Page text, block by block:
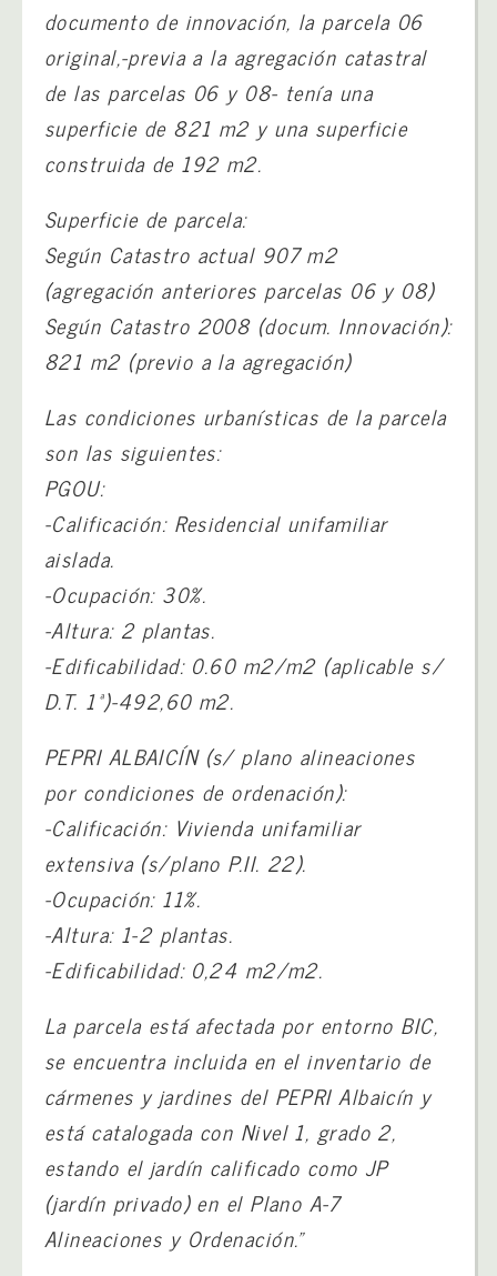
documento de innovación, la parcela 06
original,-previa a la agregación catastral
de las parcelas 06 y 08- tenía una
superficie de 821 m2 y una superficie
construida de 192 m2.
Superficie de parcela:
Según Catastro actual 907 m2
(agregación anteriores parcelas 06 y 08)
Según Catastro 2008 (docum. Innovación):
821 m2 (previo a la agregación)
Las condiciones urbanísticas de la parcela
son las siguientes:
PGOU:
-Calificación: Residencial unifamiliar
aislada.
-Ocupación: 30%.
-Altura: 2 plantas.
-Edificabilidad: 0.60 m2/m2 (aplicable s/
D.T. 1ª)-492,60 m2.
PEPRI ALBAICÍN (s/ plano alineaciones
por condiciones de ordenación):
-Calificación: Vivienda unifamiliar
extensiva (s/plano P.II. 22).
-Ocupación: 11%.
-Altura: 1-2 plantas.
-Edificabilidad: 0,24 m2/m2.
La parcela está afectada por entorno BIC,
se encuentra incluida en el inventario de
cármenes y jardines del PEPRI Albaicín y
está catalogada con Nivel 1, grado 2,
estando el jardín calificado como JP
(jardín privado) en el Plano A-7
Alineaciones y Ordenación.”